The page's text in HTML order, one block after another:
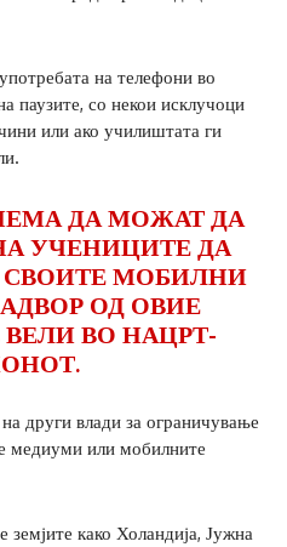
на телефони во
паузите, со некои исклучоци
или ако училиштата ги
ДА МОЖАТ ДА
УЧЕНИЦИТЕ ДА
СВОИТЕ МОБИЛНИ
ОД ОВИЕ
ВО НАЦРТ-
други влади за ограничување
медиуми или мобилните
како Холандија, Јужна